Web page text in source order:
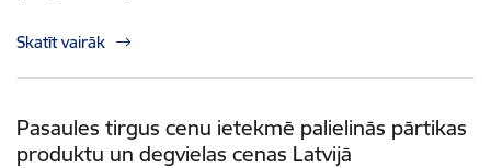
Skatīt vairāk
Pasaules tirgus cenu ietekmē palielinās pārtikas
produktu un degvielas cenas Latvijā